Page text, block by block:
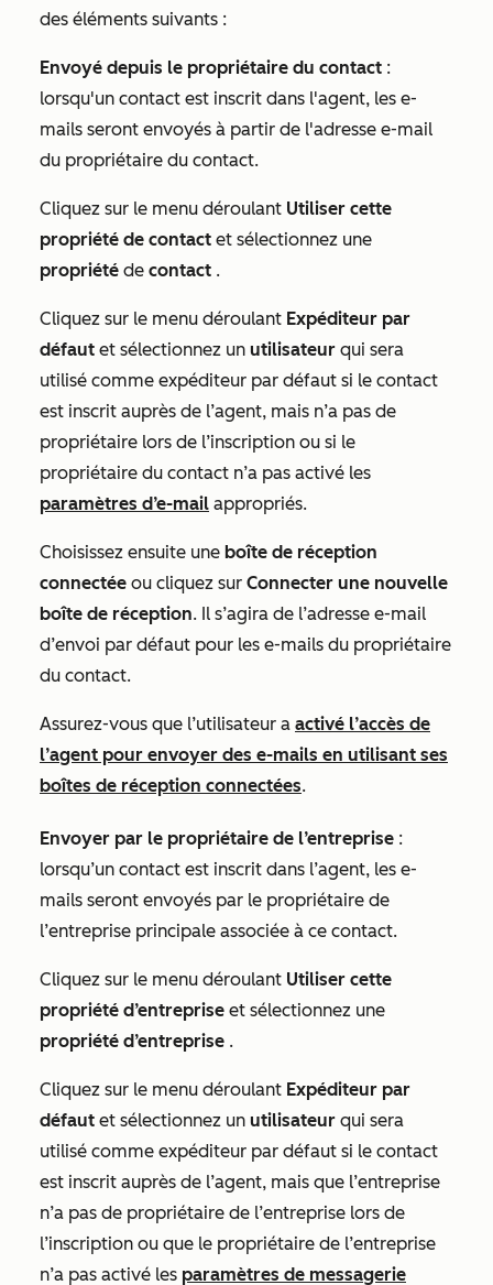
des éléments suivants :
Envoyé depuis le propriétaire du contact :
lorsqu'un contact est inscrit dans l'agent, les e-
mails seront envoyés à partir de l'adresse e-mail
du propriétaire du contact.
Cliquez sur le menu déroulant Utiliser cette
propriété de contact et sélectionnez une
propriété de contact .
Cliquez sur le menu déroulant Expéditeur par
défaut et sélectionnez un utilisateur qui sera
utilisé comme expéditeur par défaut si le contact
est inscrit auprès de l’agent, mais n’a pas de
propriétaire lors de l’inscription ou si le
propriétaire du contact n’a pas activé les
paramètres d’e-mail appropriés.
Choisissez ensuite une boîte de réception
connectée ou cliquez sur Connecter une nouvelle
boîte de réception. Il s’agira de l’adresse e-mail
d’envoi par défaut pour les e-mails du propriétaire
du contact.
Assurez-vous que l’utilisateur a activé l’accès de
l’agent pour envoyer des e-mails en utilisant ses
boîtes de réception connectées.
Envoyer par le propriétaire de l’entreprise :
lorsqu’un contact est inscrit dans l’agent, les e-
mails seront envoyés par le propriétaire de
l’entreprise principale associée à ce contact.
Cliquez sur le menu déroulant Utiliser cette
propriété d’entreprise et sélectionnez une
propriété d’entreprise .
Cliquez sur le menu déroulant Expéditeur par
défaut et sélectionnez un utilisateur qui sera
utilisé comme expéditeur par défaut si le contact
est inscrit auprès de l’agent, mais que l’entreprise
n’a pas de propriétaire de l’entreprise lors de
l’inscription ou que le propriétaire de l’entreprise
n’a pas activé les paramètres de messagerie